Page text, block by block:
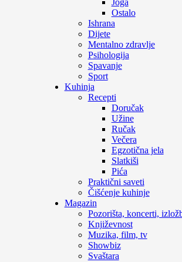
Joga
Ostalo
Ishrana
Dijete
Mentalno zdravlje
Psihologija
Spavanje
Sport
Kuhinja
Recepti
Doručak
Užine
Ručak
Večera
Egzotična jela
Slatkiši
Pića
Praktični saveti
Čišćenje kuhinje
Magazin
Pozorišta, koncerti,
Književnost
Muzika, film, tv
Showbiz
Svaštara